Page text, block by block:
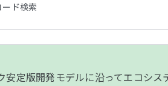
ド検索
安定版開発モデルに沿ってエコシス